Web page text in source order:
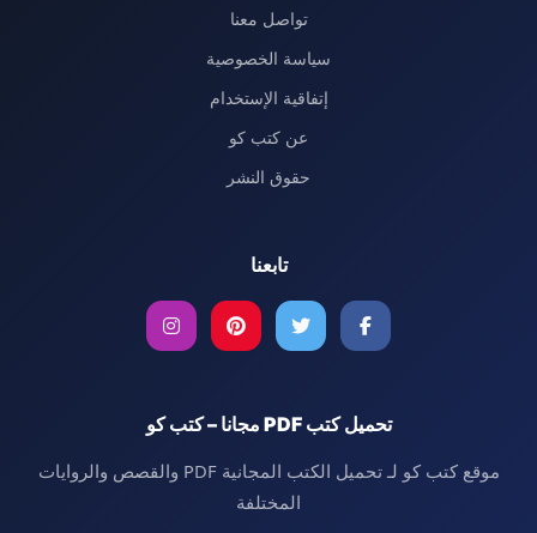
تواصل معنا
سياسة الخصوصية
إتفاقية الإستخدام
عن كتب كو
حقوق النشر
تابعنا
تحميل كتب PDF مجانا – كتب كو
موقع كتب كو لـ تحميل الكتب المجانية PDF والقصص والروايات
المختلفة